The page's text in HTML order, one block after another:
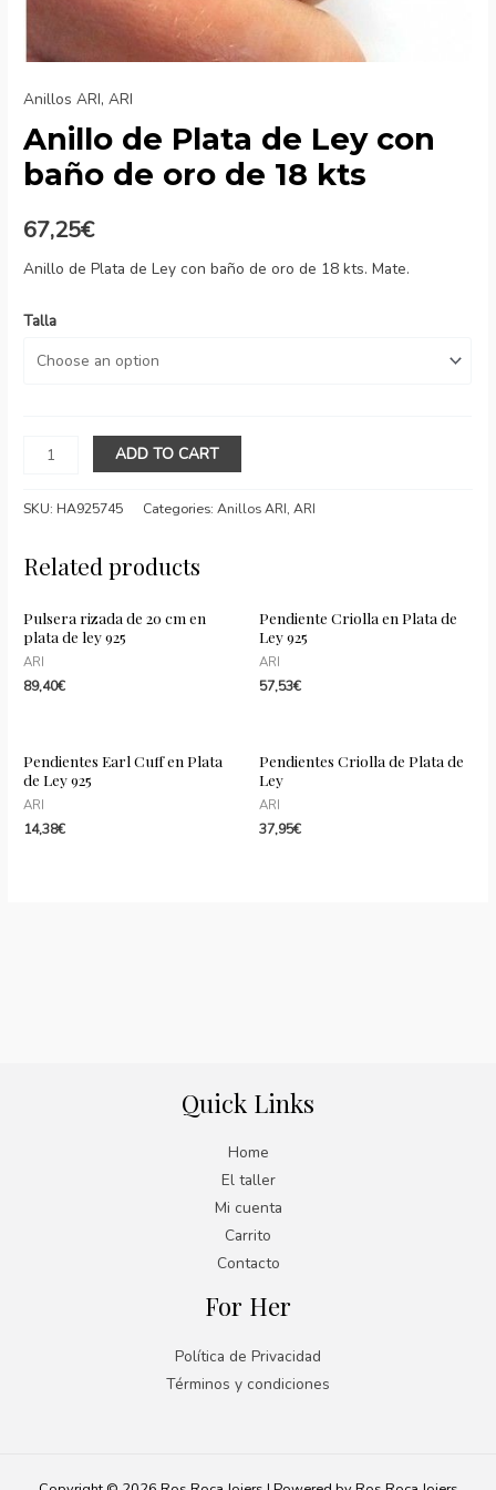
Anillos ARI,ARI
Anillo de Plata de Ley con
baño de oro de 18 kts
67,25€
Anillo de Plata de Ley con baño de oro de 18 kts. Mate.
Talla
Anillo
Plata
Ley
baño
de
oro
de
kts
quantity
ADD TO CART
SKU: HA925745 Categories:Anillos ARI,ARI
Related products
Pulsera rizada de 20 cm en
plata de ley 925
ARI
89,40€
Pendiente Criolla en Plata de
Ley 925
ARI
57,53€
Pendientes Earl Cuff en Plata
de Ley 925
ARI
14,38€
Pendientes Criolla de Plata de
Ley
ARI
37,95€
Quick Links
Home
El taller
Mi cuenta
Carrito
Contacto
For Her
Política de Privacidad
Términos y condiciones